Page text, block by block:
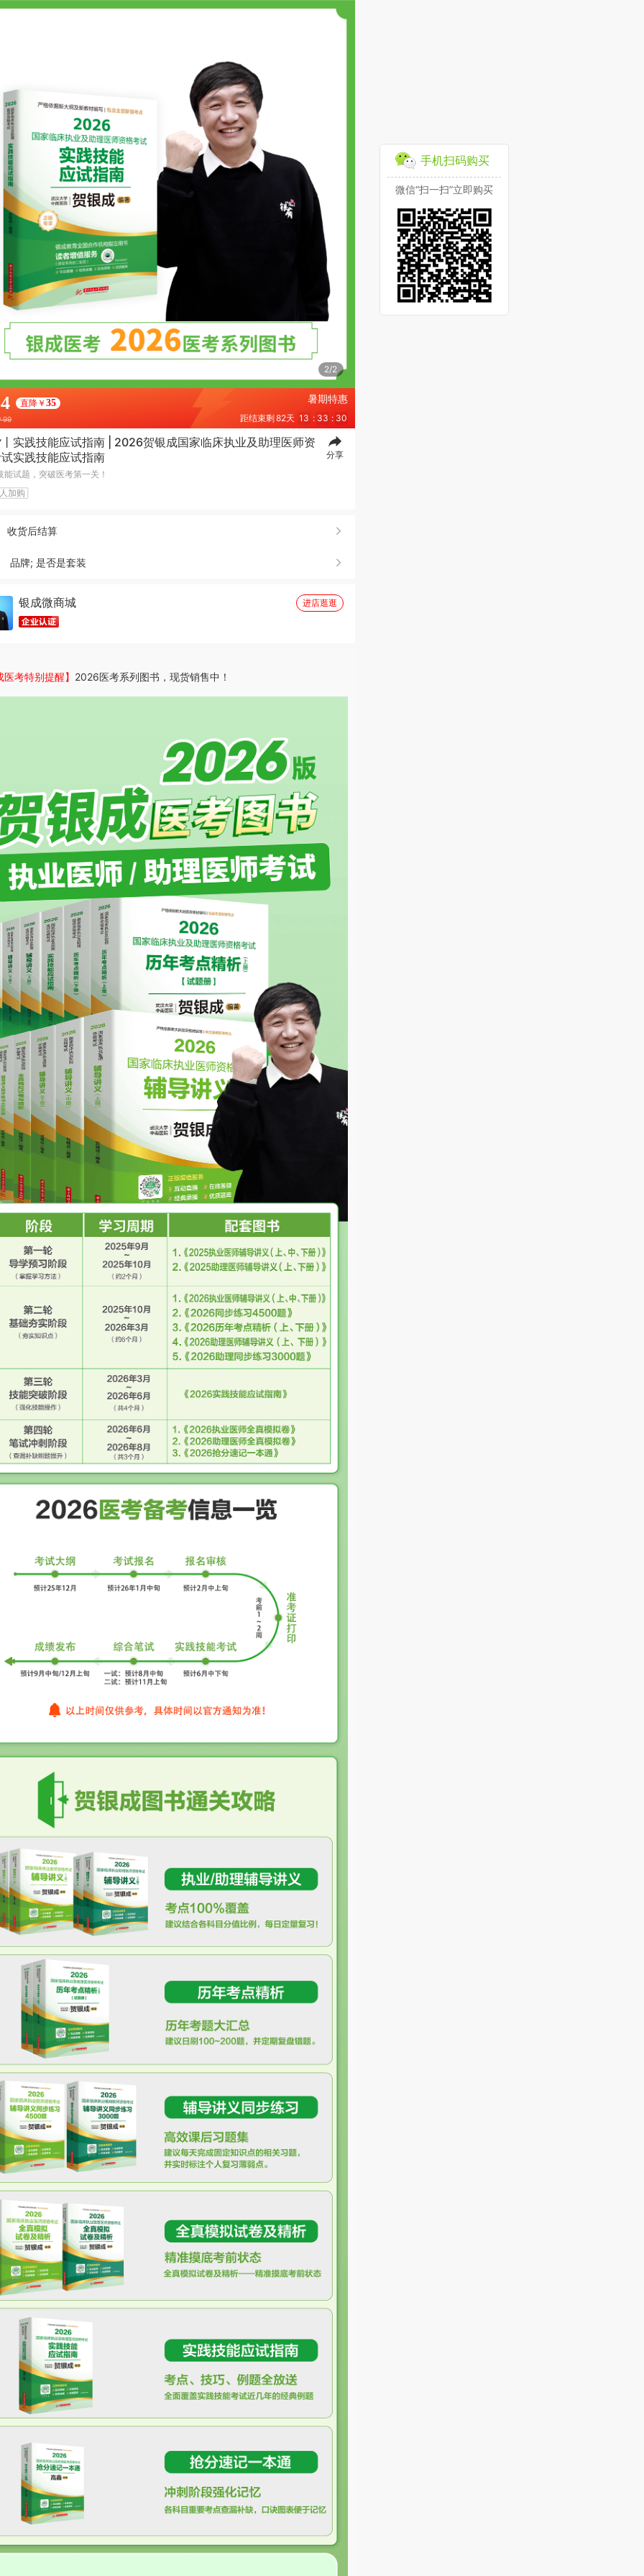
2/2
直降￥ 35
99
暑期特惠
距结束剩82天 13 : 33 : 29
实践技能应试指南 | 2026贺银成国家临床执业及助理医师资
实践技能应试指南
能试题，突破医考第一关！
加购
分享
收货后结算
品牌; 是否是套装
银成微商城 进店逛逛
医考特别提醒】 2026医考系列图书，现货销售中！
手机扫码购买
微信“扫一扫”立即购买